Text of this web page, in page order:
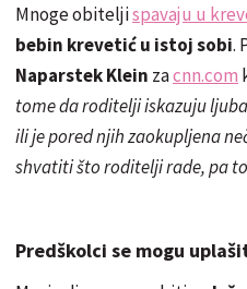
Mnoge obiteljispavaju u
bebin krevetić u istoj sobi.
Naparstek Klein zacnn.com
tome da roditelji iskazuju
ili je pored njih zaokupljena
shvatiti što roditelji rade, pa
Predškolci se mogu